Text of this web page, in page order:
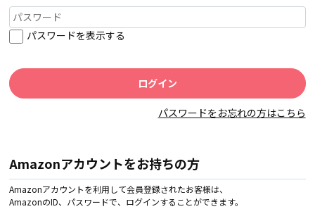
パスワードを表示する
パスワードをお忘れの方はこちら
Amazonアカウントをお持ちの方
Amazonアカウントを利用して会員登録されたお客様は、
AmazonのID、パスワードで、ログインすることができます。